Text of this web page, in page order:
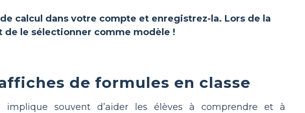
calcul dans votre compte et enregistrez-la. Lors de la
le sélectionner comme modèle !
de formules en classe
implique souvent d’aider les élèves à comprendre et à